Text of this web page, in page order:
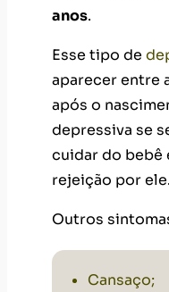
aparecer entre
depressiva se
cuidar do bebê
rejeição por
Outros
Tristeza
Visão